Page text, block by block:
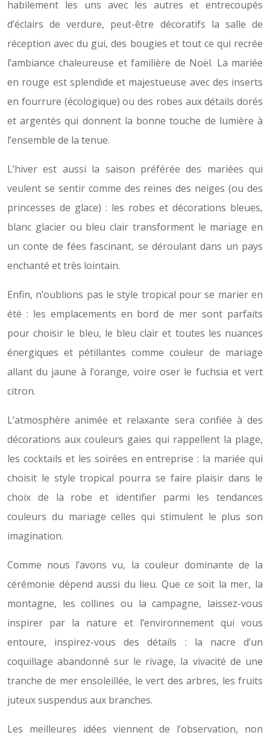
habilement les uns avec les autres et entrecoupés
d’éclairs de verdure, peut-être décoratifs la salle de
réception avec du gui, des bougies et tout ce qui recrée
l’ambiance chaleureuse et familière de Noël. La mariée
en rouge est splendide et majestueuse avec des inserts
en fourrure (écologique) ou des robes aux détails dorés
et argentés qui donnent la bonne touche de lumière à
l’ensemble de la tenue.
L’hiver est aussi la saison préférée des mariées qui
veulent se sentir comme des reines des neiges (ou des
princesses de glace) : les robes et décorations bleues,
blanc glacier ou bleu clair transforment le mariage en
un conte de fées fascinant, se déroulant dans un pays
enchanté et très lointain.
Enfin, n’oublions pas le style tropical pour se marier en
été : les emplacements en bord de mer sont parfaits
pour choisir le bleu, le bleu clair et toutes les nuances
énergiques et pétillantes comme couleur de mariage
allant du jaune à l’orange, voire oser le fuchsia et vert
citron.
L’atmosphère animée et relaxante sera confiée à des
décorations aux couleurs gaies qui rappellent la plage,
les cocktails et les soirées en entreprise : la mariée qui
choisit le style tropical pourra se faire plaisir dans le
choix de la robe et identifier parmi les tendances
couleurs du mariage celles qui stimulent le plus son
imagination.
Comme nous l’avons vu, la couleur dominante de la
cérémonie dépend aussi du lieu. Que ce soit la mer, la
montagne, les collines ou la campagne, laissez-vous
inspirer par la nature et l’environnement qui vous
entoure, inspirez-vous des détails : la nacre d’un
coquillage abandonné sur le rivage, la vivacité de une
tranche de mer ensoleillée, le vert des arbres, les fruits
juteux suspendus aux branches.
Les meilleures idées viennent de l’observation, non